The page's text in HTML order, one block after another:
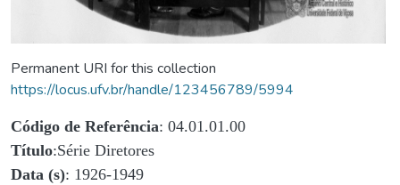
Permanent URI for this collection
https://locus.ufv.br/handle/123456789/5994
Código de Referência: 04.01.01.00
Título:Série Diretores
Data (s): 1926-1949